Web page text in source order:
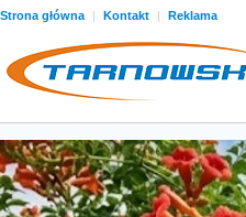
Strona główna | Kontakt | Reklama